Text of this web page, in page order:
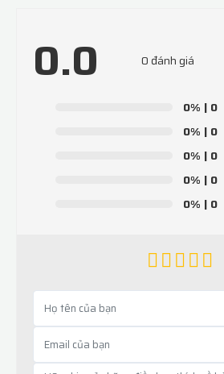
0.0 0 đánh giá
0% | 0
0% | 0
0% | 0
0% | 0
0% | 0